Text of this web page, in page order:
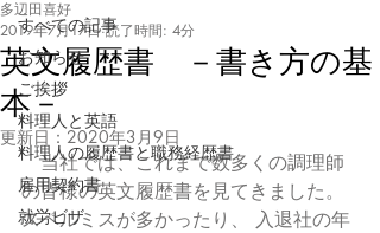
すべての記事
お知らせ
ご挨拶
料理人と英語
料理人の履歴書と職務経歴書
雇用契約書
就労ビザ
英文履歴書 －書き方の基
本－
多辺田喜好
2019年7月17日 読了時間: 4分
更新日：2020年3月9日
当社では、これまで数多くの調理師
の皆様の英文履歴書を見てきました。
スペルミスが多かったり、 入退社の年